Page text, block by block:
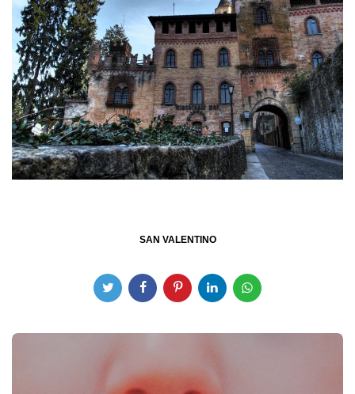
SAN VALENTINO
Post
navigation